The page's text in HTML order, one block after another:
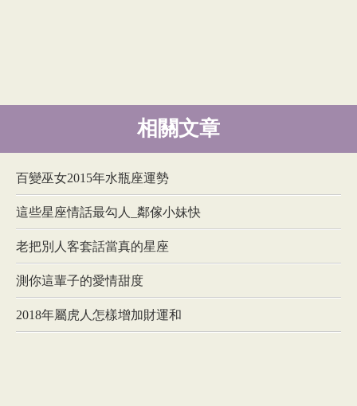
相關文章
百變巫女2015年水瓶座運勢
這些星座情話最勾人_鄰傢小妹快
老把別人客套話當真的星座
測你這輩子的愛情甜度
2018年屬虎人怎樣增加財運和